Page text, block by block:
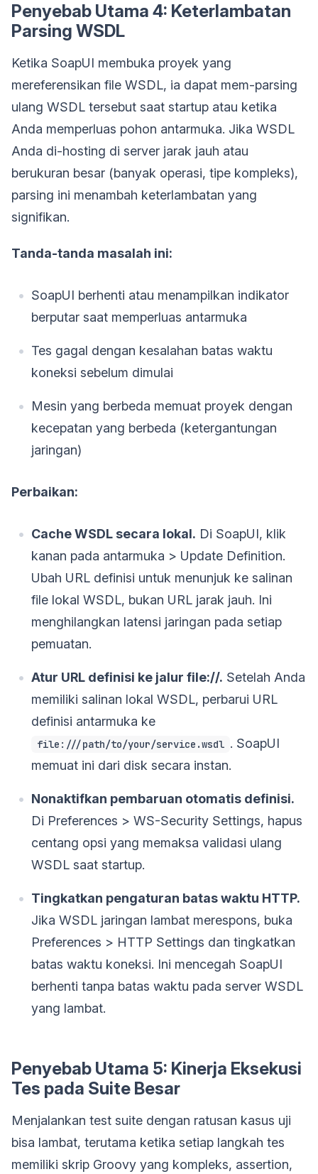
Penyebab Utama 4: Keterlambatan
Parsing WSDL
Ketika SoapUI membuka proyek yang
mereferensikan file WSDL, ia dapat mem-parsing
ulang WSDL tersebut saat startup atau ketika
Anda memperluas pohon antarmuka. Jika WSDL
Anda di-hosting di server jarak jauh atau
berukuran besar (banyak operasi, tipe kompleks),
parsing ini menambah keterlambatan yang
signifikan.
Tanda-tanda masalah ini:
SoapUI berhenti atau menampilkan indikator
berputar saat memperluas antarmuka
Tes gagal dengan kesalahan batas waktu
koneksi sebelum dimulai
Mesin yang berbeda memuat proyek dengan
kecepatan yang berbeda (ketergantungan
jaringan)
Perbaikan:
Cache WSDL secara lokal. Di SoapUI, klik
kanan pada antarmuka > Update Definition.
Ubah URL definisi untuk menunjuk ke salinan
file lokal WSDL, bukan URL jarak jauh. Ini
menghilangkan latensi jaringan pada setiap
pemuatan.
Atur URL definisi ke jalur file://. Setelah Anda
memiliki salinan lokal WSDL, perbarui URL
definisi antarmuka ke
file:///path/to/your/service.wsdl . SoapUI
memuat ini dari disk secara instan.
Nonaktifkan pembaruan otomatis definisi.
Di Preferences > WS-Security Settings, hapus
centang opsi yang memaksa validasi ulang
WSDL saat startup.
Tingkatkan pengaturan batas waktu HTTP.
Jika WSDL jaringan lambat merespons, buka
Preferences > HTTP Settings dan tingkatkan
batas waktu koneksi. Ini mencegah SoapUI
berhenti tanpa batas waktu pada server WSDL
yang lambat.
Penyebab Utama 5: Kinerja Eksekusi
Tes pada Suite Besar
Menjalankan test suite dengan ratusan kasus uji
bisa lambat, terutama ketika setiap langkah tes
memiliki skrip Groovy yang kompleks, assertion,